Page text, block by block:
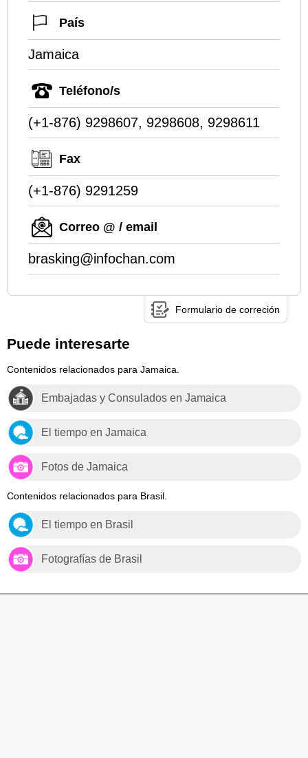
País
Jamaica
Teléfono/s
(+1-876) 9298607, 9298608, 9298611
Fax
(+1-876) 9291259
Correo @ / email
brasking@infochan.com
Formulario de correción
Puede interesarte
Contenidos relacionados para Jamaica.
Embajadas y Consulados en Jamaica
El tiempo en Jamaica
Fotos de Jamaica
Contenidos relacionados para Brasil.
El tiempo en Brasil
Fotografías de Brasil